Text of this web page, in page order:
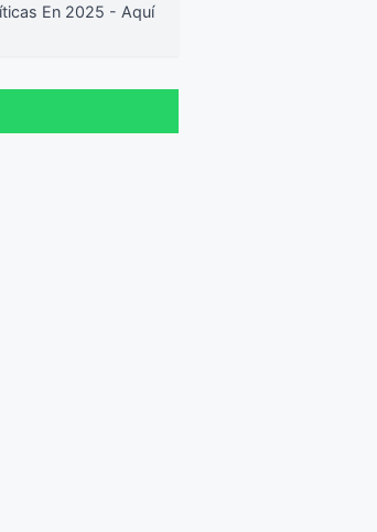
En 2025 - Aquí